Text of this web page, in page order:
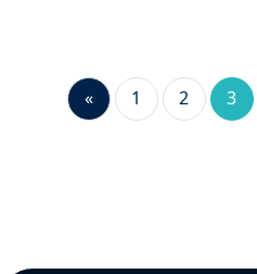
« 1 2 3